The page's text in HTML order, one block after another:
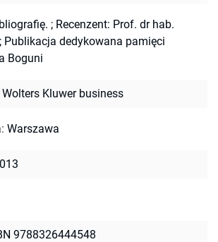
; Recenzent: Prof. dr hab.
; Publikacja dedykowana pamięci
Boguni
Wolters Kluwer business
: Warszawa
9788326444548